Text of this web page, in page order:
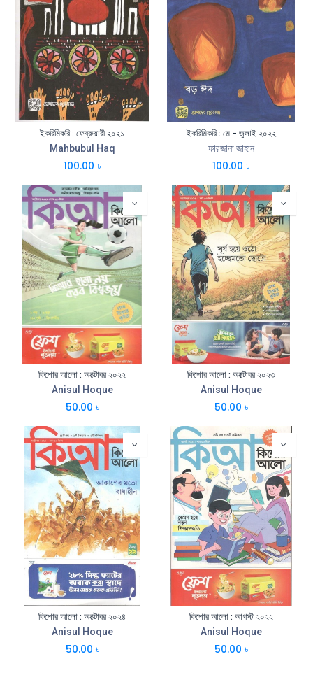
ইকরিমিকরি : ফেব্রুয়ারী ২০২১
Mahbubul Haq
100.00 ৳
ইকরিমিকরি : মে - জুলাই ২০২২
ফারজানা জাহান
100.00 ৳
কিশোর আলো : অক্টোবর ২০২২
Anisul Hoque
50.00 ৳
কিশোর আলো : অক্টোবর ২০২৩
Anisul Hoque
50.00 ৳
কিশোর আলো : অক্টোবর ২০২৪
Anisul Hoque
50.00 ৳
কিশোর আলো : আগস্ট ২০২২
Anisul Hoque
50.00 ৳